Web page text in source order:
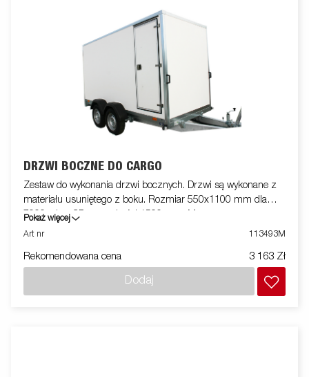
DRZWI BOCZNE DO CARGO
Zestaw do wykonania drzwi bocznych. Drzwi są wykonane z
materiału usuniętego z boku. Rozmiar 550x1100 mm dla
7000, płyta CD o wysokości 1500 mm. Montowane na
przyczepie
Pokaż więcej
Art nr
113493M
Rekomendowana cena 3 163 Zł
Dodaj